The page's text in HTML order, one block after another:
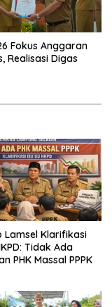
Fokus Anggaran
Realisasi Digas
Lamsel Klarifikasi
Tidak Ada
PHK Massal PPPK